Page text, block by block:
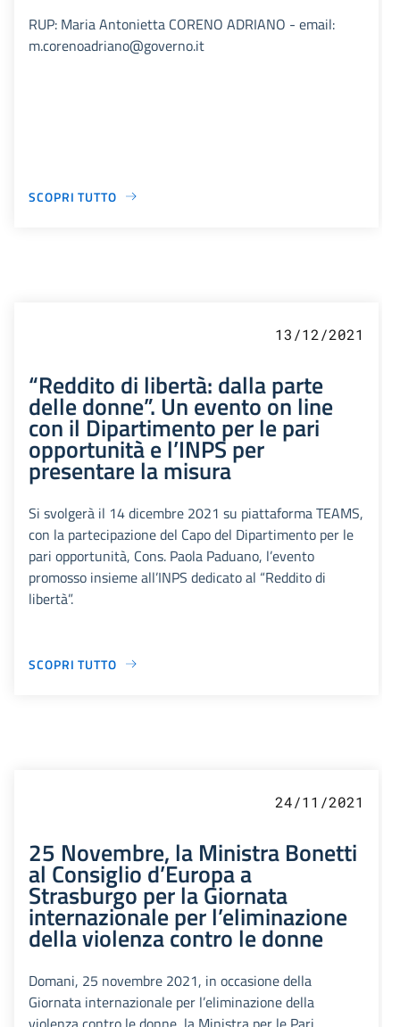
RUP: Maria Antonietta CORENO ADRIANO - email:
m.corenoadriano@governo.it
SCOPRI TUTTO
13/12/2021
“Reddito di libertà: dalla parte
delle donne”. Un evento on line
con il Dipartimento per le pari
opportunità e l’INPS per
presentare la misura
Si svolgerà il 14 dicembre 2021 su piattaforma TEAMS,
con la partecipazione del Capo del Dipartimento per le
pari opportunità, Cons. Paola Paduano, l’evento
promosso insieme all’INPS dedicato al “Reddito di
libertà”.
SCOPRI TUTTO
24/11/2021
25 Novembre, la Ministra Bonetti
al Consiglio d’Europa a
Strasburgo per la Giornata
internazionale per l’eliminazione
della violenza contro le donne
Domani, 25 novembre 2021, in occasione della
Giornata internazionale per l’eliminazione della